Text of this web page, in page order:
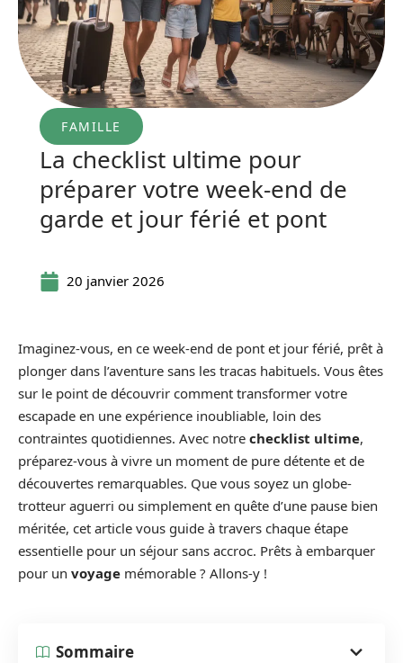
FAMILLE
La checklist ultime pour
préparer votre week-end de
garde et jour férié et pont
20 janvier 2026
Imaginez-vous, en ce week-end de pont et jour férié, prêt à
plonger dans l’aventure sans les tracas habituels. Vous êtes
sur le point de découvrir comment transformer votre
escapade en une expérience inoubliable, loin des
contraintes quotidiennes. Avec notre checklist ultime,
préparez-vous à vivre un moment de pure détente et de
découvertes remarquables. Que vous soyez un globe-
trotteur aguerri ou simplement en quête d’une pause bien
méritée, cet article vous guide à travers chaque étape
essentielle pour un séjour sans accroc. Prêts à embarquer
pour un voyage mémorable ? Allons-y !
Sommaire